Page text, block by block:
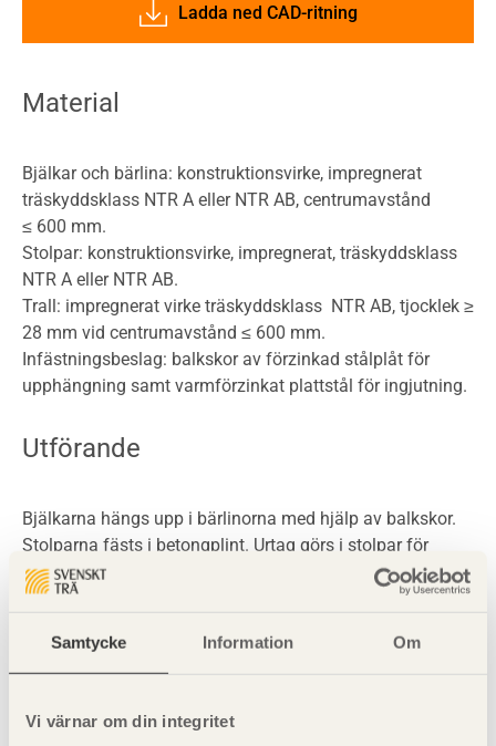
Samtycke Information Om
Vi värnar om din integritet
Ladda ned CAD-ritning
Material
Bjälkar och bärlina: konstruktionsvirke, impregnerat
träskyddsklass NTR A eller NTR AB, centrumavstånd
≤ 600 mm.
Stolpar: konstruktionsvirke, impregnerat, träskyddsklass
NTR A eller NTR AB.
Trall: impregnerat virke träskyddsklass NTR AB, tjocklek ≥
28 mm vid centrumavstånd ≤ 600 mm.
Infästningsbeslag: balkskor av förzinkad stålplåt för
upphängning samt varmförzinkat plattstål för ingjutning.
Utförande
Bjälkarna hängs upp i bärlinorna med hjälp av balkskor.
Stolparna fästs i betongplint. Urtag görs i stolpar för
bärlinan. Vid större altaner (djup > 3,6 m) bör upplag
utföras med bärlina på plintar även mot byggnaden. Trall
med 126 mm kant-till-kantavstånd. För andra träslag och
bredder gäller andra kant-till-kantavstånd enligt särskild
Altanbjälklag ≥ 500 mm över mark ska ha räcke.